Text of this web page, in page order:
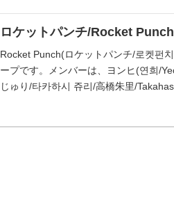
ロケットパンチ/Rocket
Rocket Punch(ロケットパンチ/로켓펀
ープです。メンバーは、ヨンヒ(연희/
じゅり/타카하시 쥬리/高橋朱里/